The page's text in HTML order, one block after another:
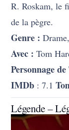
R. Roskam, le
de la pègre.
Genre :
Avec : Tom
Personnage
IMDb : 7.1
Légende –